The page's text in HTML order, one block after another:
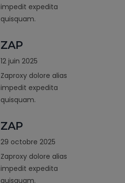
impedit expedita
quisquam.
ZAP
12 juin 2025
Zaproxy dolore alias
impedit expedita
quisquam.
ZAP
29 octobre 2025
Zaproxy dolore alias
impedit expedita
quisquam.